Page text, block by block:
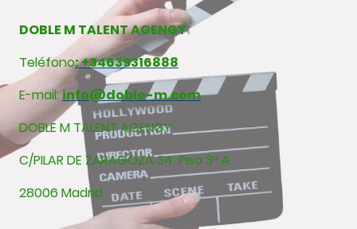
DOBLE M TALENT AGENGY
Teléfono: +34639316888
E-mail: info@doble-m.com
DOBLE M TALENT AGENGY
C/PILAR DE ZARAGOZA 34. Piso 3º A
28006 Madrid